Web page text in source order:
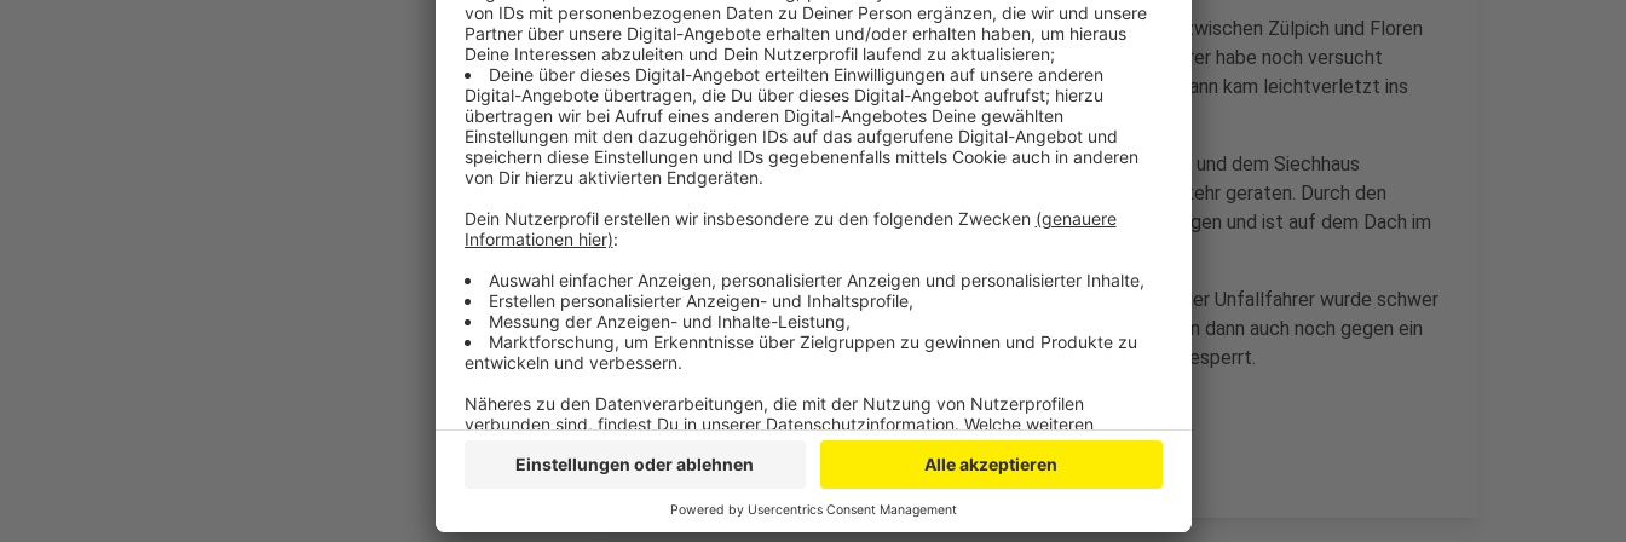
Am Sonntagabend sei ein Autofahrer auf der B477 in einer Kurve zwischen Zülpich und Floren
von der Straße abgekommen, sagte ein Polizei-Sprecher. Der Fahrer habe noch versucht
gegenzulenken, sein Auto hat sich allerdings überschlagen. Der Mann kam leichtverletzt ins
Krankenhaus.
Bereits am Samstag hatte es auf der Strecke zwischen Rövenich und dem Siechhaus
gekracht. Ein Autofahrer war auf der Landstraße in den Gegenverkehr geraten. Durch den
Zusammenstoß hat sich das entgegenkommende Auto überschlagen und ist auf dem Dach im
Beide Insassen haben sich bei dem Unfall schwer verletzt. Auch der Unfallfahrer wurde schwer
verletzt. Und die herumfliegenden Trümmerteile der Autos prallten dann auch noch gegen ein
weiteres Auto. Die Landstraße war rund anderthalb Stunden vollgesperrt.
Anzeige